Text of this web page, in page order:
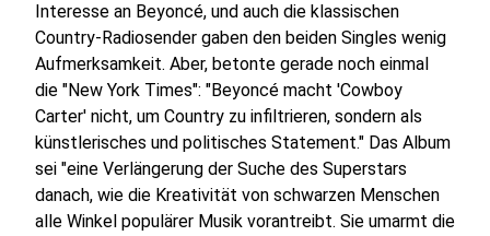
Interesse an Beyoncé, und auch die klassischen
Country-Radiosender gaben den beiden Singles wenig
Aufmerksamkeit. Aber, betonte gerade noch einmal
die "New York Times": "Beyoncé macht 'Cowboy
Carter' nicht, um Country zu infiltrieren, sondern als
künstlerisches und politisches Statement." Das Album
sei "eine Verlängerung der Suche des Superstars
danach, wie die Kreativität von schwarzen Menschen
alle Winkel populärer Musik vorantreibt. Sie umarmt die